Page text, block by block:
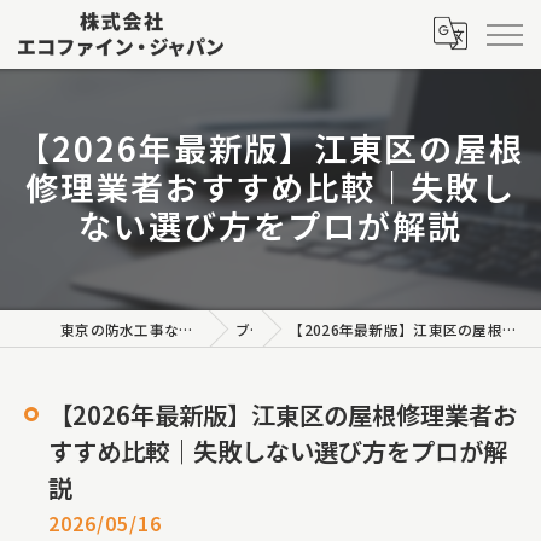
【2026年最新版】江東区の屋根
修理業者おすすめ比較｜失敗し
ない選び方をプロが解説
東京の防水工事なら株式会社エコファイン・ジャパン ブログ 【2026年最新版】江東区の屋根修理業者おすすめ比較｜失敗しない選び方をプロが解説
【2026年最新版】江東区の屋根修理業者お
すすめ比較｜失敗しない選び方をプロが解
説
2026/05/16